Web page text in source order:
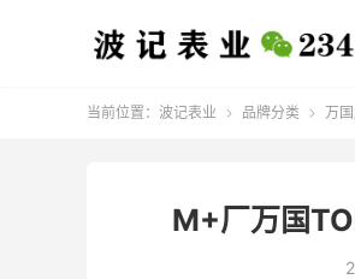
当前位置： 波记表业  品牌分类  万
M+厂万国